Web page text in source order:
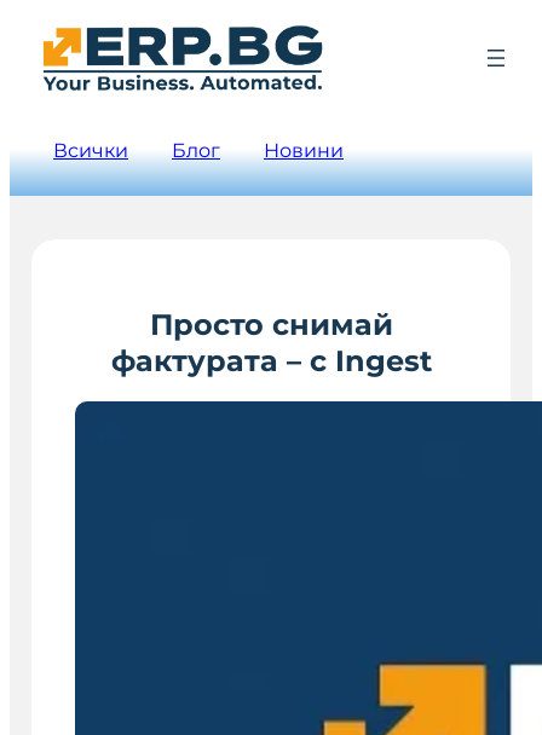
Всички Блог Новини
Просто снимай
фактурата – с Ingest